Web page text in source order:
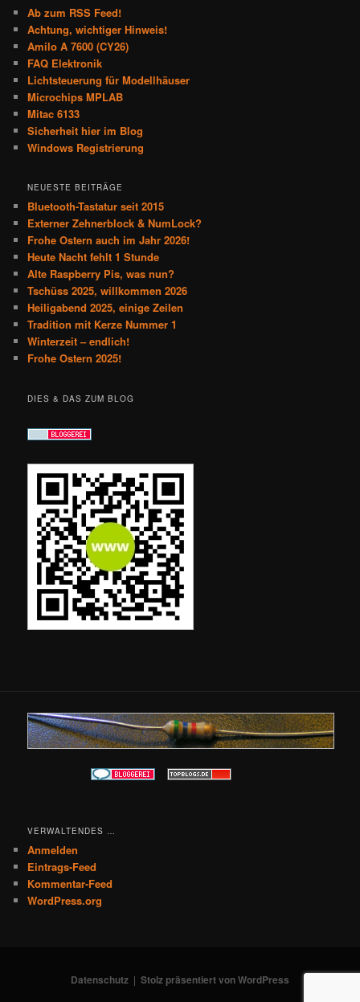
Ab zum RSS Feed!
Achtung, wichtiger Hinweis!
Amilo A 7600 (CY26)
FAQ Elektronik
Lichtsteuerung für Modellhäuser
Microchips MPLAB
Mitac 6133
Sicherheit hier im Blog
Windows Registrierung
NEUESTE BEITRÄGE
Bluetooth-Tastatur seit 2015
Externer Zehnerblock & NumLock?
Frohe Ostern auch im Jahr 2026!
Heute Nacht fehlt 1 Stunde
Alte Raspberry Pis, was nun?
Tschüss 2025, willkommen 2026
Heiligabend 2025, einige Zeilen
Tradition mit Kerze Nummer 1
Winterzeit – endlich!
Frohe Ostern 2025!
DIES & DAS ZUM BLOG
VERWALTENDES …
Anmelden
Eintrags-Feed
Kommentar-Feed
WordPress.org
Datenschutz Stolz präsentiert von WordPress